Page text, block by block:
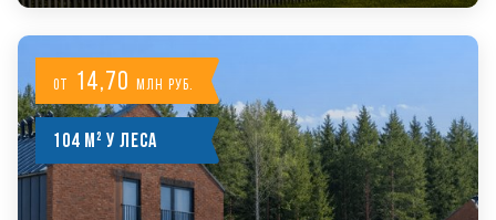
от 14,70 млн руб.
104 м² у леса